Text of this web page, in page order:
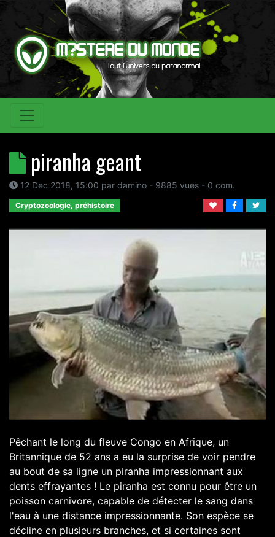
piranha geant
12 Dec 2018, 15:00 par damino - 9885 vues - 0 com.
Cryptozoologie, préhistoire
Pêchant le long du fleuve Congo en Afrique, un
Britannique de 52 ans a eu la surprise de voir pendre
au bout de sa ligne un piranha impressionnant aux
dents effrayantes ! Le piranha est connu pour être un
poisson carnivore, capable de détecter le sang dans
l'eau à une distance impressionnante. Son espèce se
décline en plusieurs branches, et si certaines sont